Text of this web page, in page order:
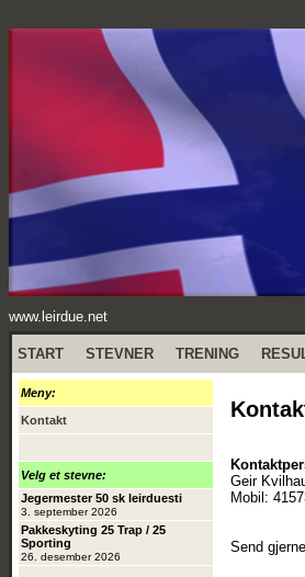
www.leirdue.net
START STEVNER TRENING
Meny:
Kontakt
Velg et stevne:
Jegermester 50 sk leirduesti
3. september 2026
Pakkeskyting 25 Trap / 25
Sporting
26. desember 2026
Geir
Mobil:
Send